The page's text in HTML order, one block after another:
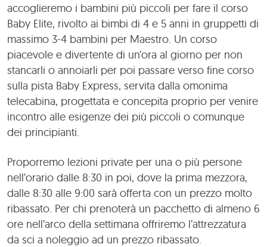
accoglieremo i bambini più piccoli per fare il corso
Baby Elite, rivolto ai bimbi di 4 e 5 anni in gruppetti di
massimo 3-4 bambini per Maestro. Un corso
piacevole e divertente di un’ora al giorno per non
stancarli o annoiarli per poi passare verso fine corso
sulla pista Baby Express, servita dalla omonima
telecabina, progettata e concepita proprio per venire
incontro alle esigenze dei più piccoli o comunque
dei principianti.
Proporremo lezioni private per una o più persone
nell’orario dalle 8:30 in poi, dove la prima mezzora,
dalle 8:30 alle 9:00 sarà offerta con un prezzo molto
ribassato. Per chi prenoterà un pacchetto di almeno 6
ore nell’arco della settimana offriremo l’attrezzatura
da sci a noleggio ad un prezzo ribassato.